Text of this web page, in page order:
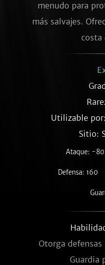
menudo para
más salvajes.
costa
Utilizable
Sitio:
Ataque: -80
Defensa: 160
Otorga
Guardia